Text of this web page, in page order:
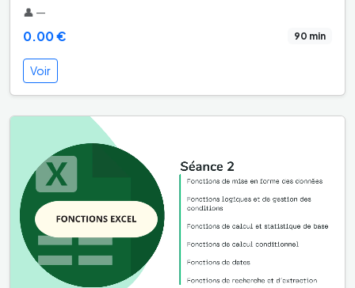
👤 —
0.00 € 90 min
Voir